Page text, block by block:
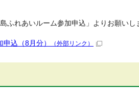
ふれあいルーム参加申込」よりお願いし
込（8月分） （外部リンク）